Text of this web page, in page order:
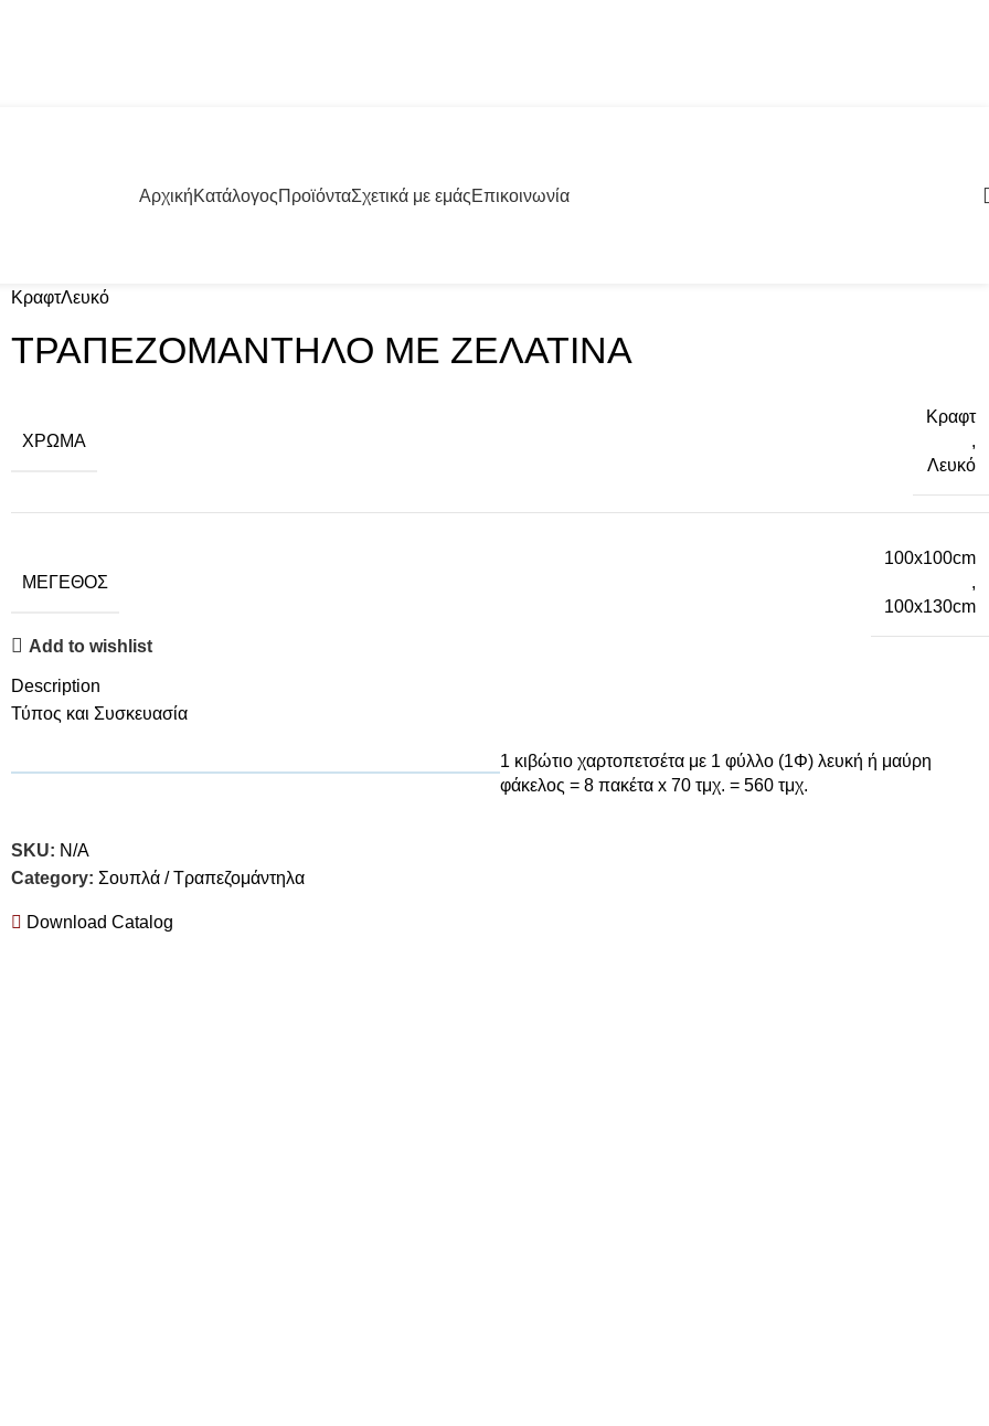
ΑρχικήΚατάλογοςΠροϊόνταΣχετικά με εμάςΕπικοινωνία
ΚραφτΛευκό
ΤΡΑΠΕΖΟΜΑΝΤΗΛΟ ΜΕ ΖΕΛΑΤΙΝΑ
ΧΡΏΜΑ
Κραφτ
,
Λευκό
ΜΈΓΕΘΟΣ
100x100cm
,
100x130cm
Add to wishlist
Description
Τύπος και Συσκευασία
1 κιβώτιο χαρτοπετσέτα με 1 φύλλο (1Φ) λευκή ή μαύρη
φάκελος = 8 πακέτα x 70 τμχ. = 560 τμχ.
SKU: N/A
Category: Σουπλά / Τραπεζομάντηλα
Download Catalog